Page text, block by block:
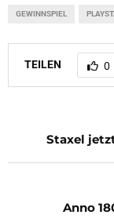
GEWINNSPIEL
TEILEN 0
Staxel
Anno